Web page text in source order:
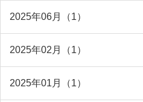
2025年06月（1）
2025年02月（1）
2025年01月（1）